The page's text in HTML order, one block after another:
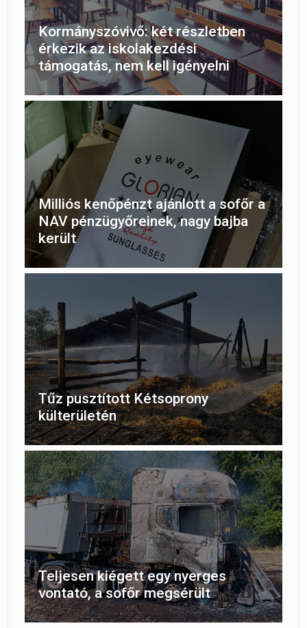
Kormányszóvivő: két részletben
érkezik az iskolakezdési
támogatás, nem kell igényelni
Milliós kenőpénzt ajánlott a sofőr a
NAV pénzügyőreinek, nagy bajba
került
Tűz pusztított Kétsoprony
külterületén
Teljesen kiégett egy nyerges
vontató, a sofőr megsérült